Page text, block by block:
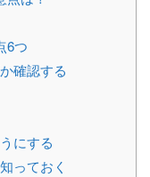
6つ
確認する
にする
っておく